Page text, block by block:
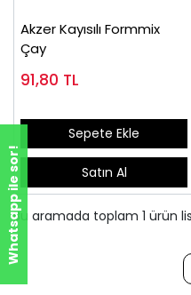
Akzer Kayısılı Formmix
Çay
91,80 TL
Sepete Ekle
Satın Al
Bu aramada toplam 1 ürün
Whatsapp ile sor!